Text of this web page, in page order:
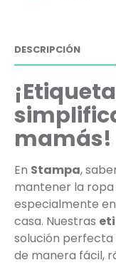
DESCRIPCIÓN
mamás!
En Stampa,
mantener la ropa
especialmente
casa. Nuestras
solución
de manera fácil,